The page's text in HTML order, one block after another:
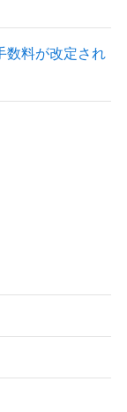
数料が改定され